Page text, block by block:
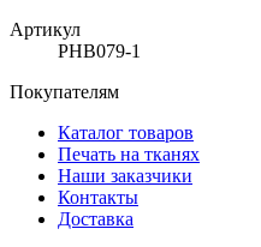
Артикул
РНВ079-1
Покупателям
Каталог товаров
Печать на тканях
Наши заказчики
Контакты
Доставка